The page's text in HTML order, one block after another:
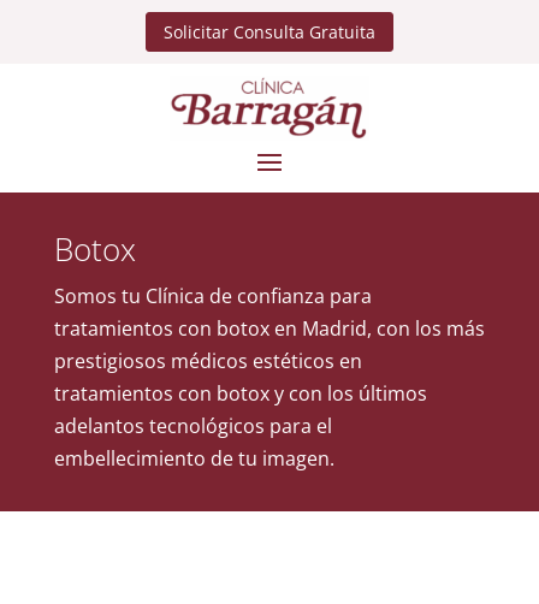
Solicitar Consulta Gratuita
Botox
Somos tu Clínica de confianza para
tratamientos con botox en Madrid, con los más
prestigiosos médicos estéticos en
tratamientos con botox y con los últimos
adelantos tecnológicos para el
embellecimiento de tu imagen.